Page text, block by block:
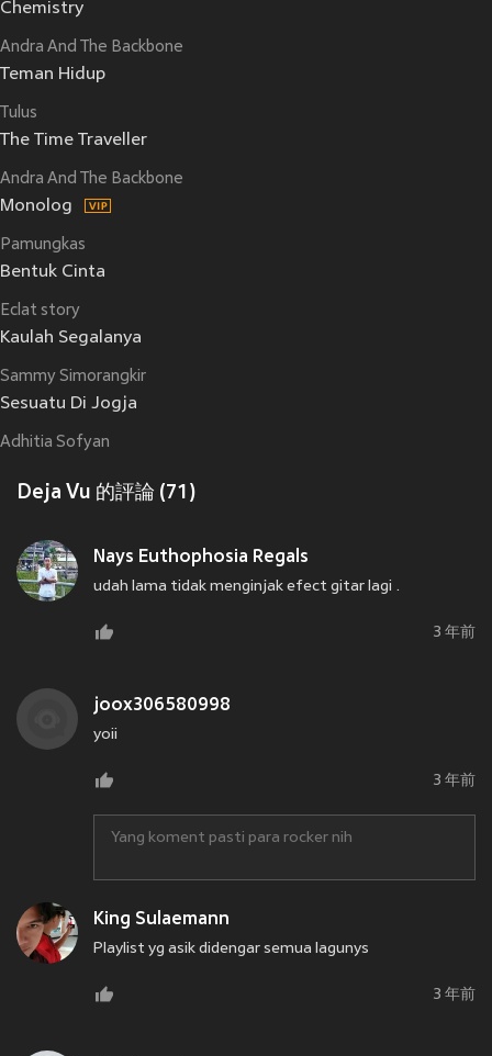
Chemistry
Andra And The Backbone
Teman Hidup
Tulus
The Time Traveller
Andra And The Backbone
Monolog
Pamungkas
Bentuk Cinta
Eclat story
Kaulah Segalanya
Sammy Simorangkir
Sesuatu Di Jogja
Adhitia Sofyan
Deja Vu 的評論 (71)
Nays Euthophosia Regals
udah lama tidak menginjak efect gitar lagi .
3 年前
joox306580998
yoii
3 年前
Yang koment pasti para rocker nih
King Sulaemann
Playlist yg asik didengar semua lagunys
3 年前